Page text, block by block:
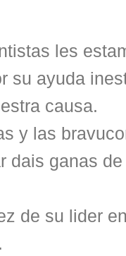
les
su ayuda
causa.
y las
dais ganas
de su lider